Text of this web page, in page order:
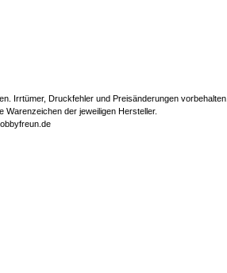
Irrtümer, Druckfehler und Preisänderungen vorbehalten.
Warenzeichen der jeweiligen Hersteller.